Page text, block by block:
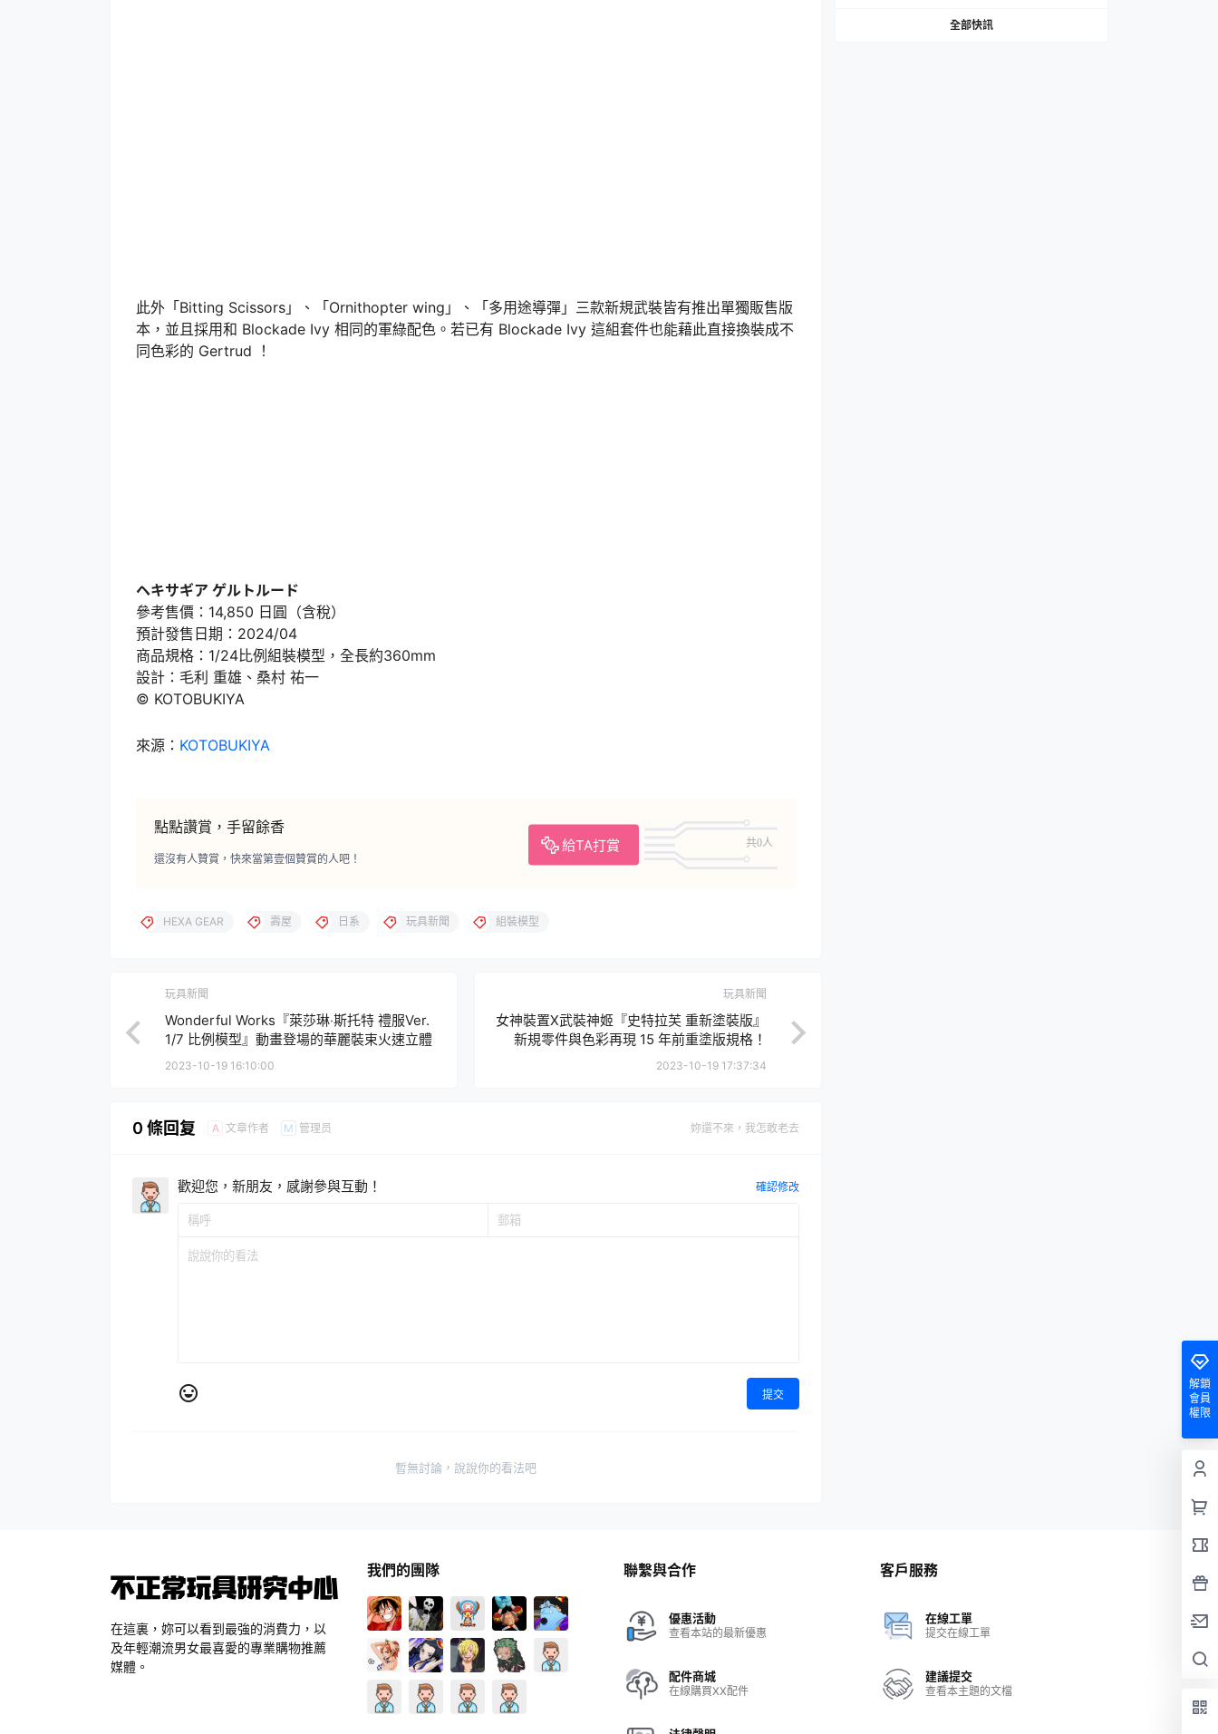
此外「Bitting Scissors」、「Ornithopter wing」、「多用途導彈」三款新規武裝皆有推出單獨販售版
本，並且採用和 Blockade Ivy 相同的軍綠配色。若已有 Blockade Ivy 這組套件也能藉此直接換裝成不
同色彩的 Gertrud ！
ヘキサギア ゲルトルード
參考售價：14,850 日圓（含稅）
預計發售日期：2024/04
商品規格：1/24比例組裝模型，全長約360mm
設計：毛利 重雄、桑村 祐一
© KOTOBUKIYA
來源： KOTOBUKIYA
點點讚賞，手留餘香
給TA打賞 共0人
還沒有人贊賞，快來當第壹個贊賞的人吧！
HEXA GEAR 壽屋 日系 玩具新聞 組裝模型
玩具新聞
Wonderful Works『萊莎琳‧斯托特 禮服Ver.
1/7 比例模型』動畫登場的華麗裝束火速立體
化！
2023-10-19 16:10:00
玩具新聞
女神裝置X武裝神姬『史特拉芙 重新塗裝版』
新規零件與色彩再現 15 年前重塗版規格！
2023-10-19 17:37:34
0 條回复 A 文章作者 M 管理员 妳還不來，我怎敢老去
歡迎您，新朋友，感謝參與互動！ 確認修改
提交
暫無討論，說說你的看法吧
全部快訊
解鎖
會員
權限
在這裏，妳可以看到最強的消費力，以
及年輕潮流男女最喜愛的專業購物推薦
媒體。
我們的團隊 聯繫與合作
優惠活動
查看本站的最新優惠
配件商城
在線購買XX配件
客戶服務
在線工單
提交在線工單
建議提交
查看本主題的文檔